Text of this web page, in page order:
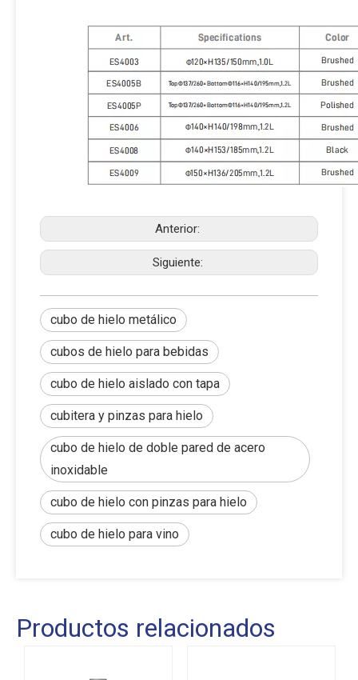
Anterior:
Siguiente:
cubo de hielo metálico
cubos de hielo para bebidas
cubo de hielo aislado con tapa
cubitera y pinzas para hielo
cubo de hielo de doble pared de acero
inoxidable
cubo de hielo con pinzas para hielo
cubo de hielo para vino
Productos relacionados